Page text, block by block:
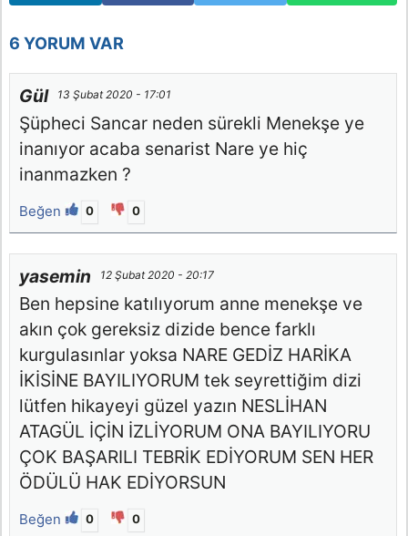
6 YORUM VAR
Gül 13 Şubat 2020 - 17:01
Şüpheci Sancar neden sürekli Menekşe ye
inanıyor acaba senarist Nare ye hiç
inanmazken ?
Beğen 0 0
yasemin 12 Şubat 2020 - 20:17
Ben hepsine katılıyorum anne menekşe ve
akın çok gereksiz dizide bence farklı
kurgulasınlar yoksa NARE GEDİZ HARİKA
İKİSİNE BAYILIYORUM tek seyrettiğim dizi
lütfen hikayeyi güzel yazın NESLİHAN
ATAGÜL İÇİN İZLİYORUM ONA BAYILIYORU
ÇOK BAŞARILI TEBRİK EDİYORUM SEN HER
ÖDÜLÜ HAK EDİYORSUN
Beğen 0 0